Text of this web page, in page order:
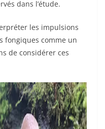
dans l’étude.
les impulsions
fongiques comme un
de considérer ces